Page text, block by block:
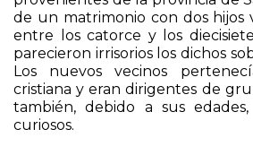
Cierto día llegaron al
provenientes de la provincia de
de un matrimonio con dos hijos
entre los catorce y los
parecieron irrisorios los dichos
Los nuevos vecinos
cristiana y eran dirigentes de
también, debido a sus edades,